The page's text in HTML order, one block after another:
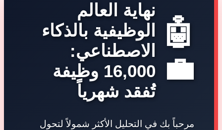
🤖
💼
نهاية العالم
الوظيفية بالذكاء
الاصطناعي:
16,000 وظيفة
تُفقد شهرياً
مرحباً بك في التحليل الأكثر شمولاً لتحول